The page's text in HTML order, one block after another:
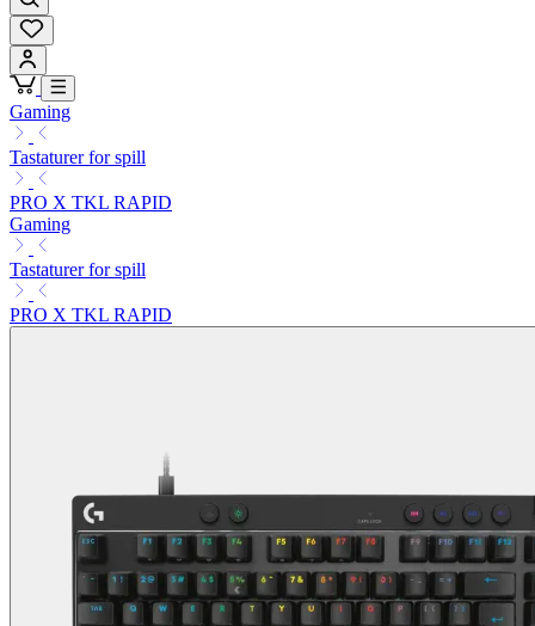
Gaming
Tastaturer for spill
PRO X TKL RAPID
Gaming
Tastaturer for spill
PRO X TKL RAPID